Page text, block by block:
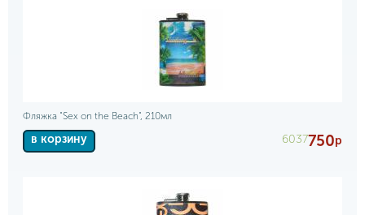
Фляжка "Sex on the Beach", 210мл
в корзину 6037750р